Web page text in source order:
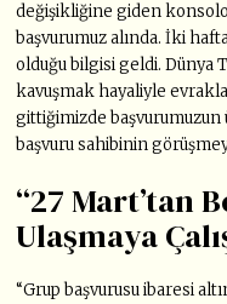
değişikliğine giden
başvurumuz alında. İki
olduğu bilgisi geldi. Dünya
kavuşmak hayaliyle
gittiğimizde başvurumuzun
başvuru sahibinin
“27 Mart’tan
Ulaşmaya
“Grup başvurusu ibaresi